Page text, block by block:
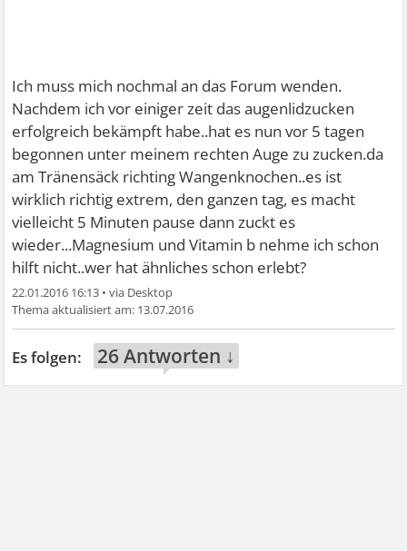
Ich muss mich nochmal an das Forum wenden.
Nachdem ich vor einiger zeit das augenlidzucken
erfolgreich bekämpft habe..hat es nun vor 5 tagen
begonnen unter meinem rechten Auge zu zucken.da
am Tränensäck richting Wangenknochen..es ist
wirklich richtig extrem, den ganzen tag, es macht
vielleicht 5 Minuten pause dann zuckt es
wieder...Magnesium und Vitamin b nehme ich schon
hilft nicht..wer hat ähnliches schon erlebt?
22.01.2016 16:13 •
13.07.2016
26 Antworten ↓